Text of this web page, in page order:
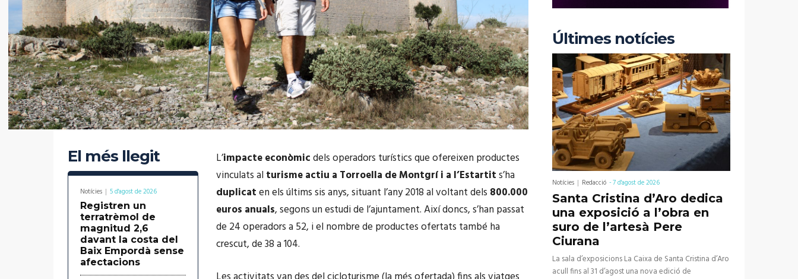
El més llegit
Notícies 5 d'agost de 2026
Registren un
terratrèmol de
magnitud 2,6
davant la costa del
Baix Empordà sense
afectacions
L’impacte econòmicdels operadors turístics que ofereixen productes
vinculats alturisme actiu a Torroella de Montgrí i a l’Estartits’ha
duplicaten els últims sis anys, situant l’any 2018 al voltant dels 800.000
euros anuals, segons un estudi de l’ajuntament. Així doncs, s’han passat
de 24 operadors a 52, i el nombre de productes ofertats també ha
crescut, de 38 a 104.
Últimes notícies
Notícies Redacció -7 d'agost de 2026
Santa Cristina d’Aro dedica
una exposició a l’obra en
suro de l’artesà Pere
Ciurana
La sala d’exposicions La Caixa de Santa Cristina d’Aro
acull fins al 31 d’agost una nova edició de